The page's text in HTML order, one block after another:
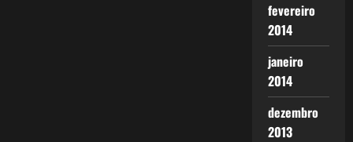
fevereiro
2014
janeiro
2014
dezembro
2013